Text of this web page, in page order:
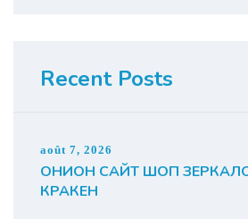
Recent Posts
août 7, 2026
ОНИОН САЙТ ШОП
КРАКЕН